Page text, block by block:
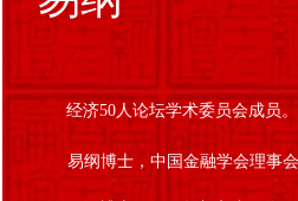
经济50人论坛学术委员会成员。
易纲博士，中国金融学会理事会